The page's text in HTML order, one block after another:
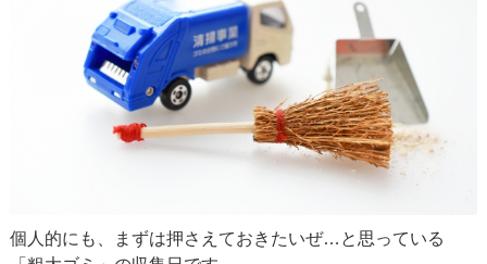
個人的にも、まずは押さえておきたいぜ…と思っている